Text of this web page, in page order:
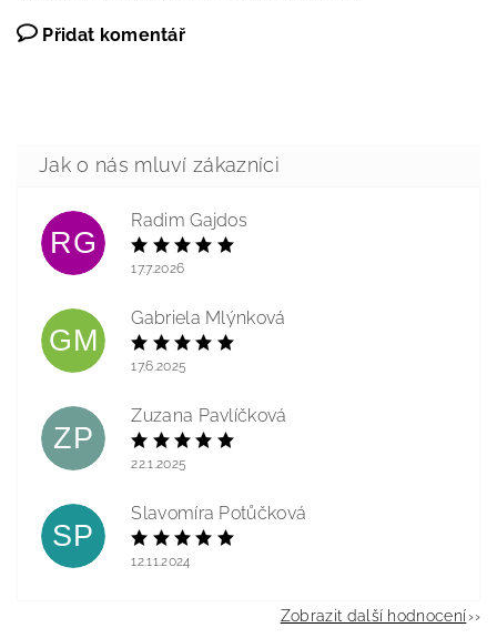
Přidat komentář
RG
Radim Gajdos
17.7.2026
GM
Gabriela Mlýnková
17.6.2025
ZP
Zuzana Pavlíčková
22.1.2025
SP
Slavomíra Potůčková
12.11.2024
Zobrazit další hodnocení